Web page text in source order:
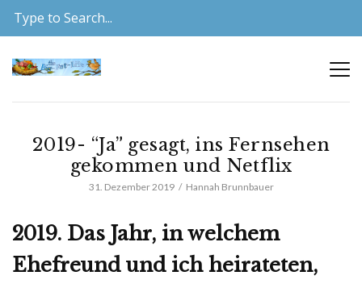
2019- “Ja” gesagt, ins Fernsehen
gekommen und Netflix
31. Dezember 2019 Hannah Brunnbauer
2019. Das Jahr, in welchem
Ehefreund und ich heirateten,